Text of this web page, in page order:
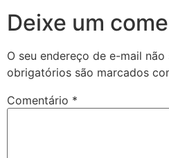
Deixe um
O seu endereço de e-mail
obrigatórios são marcados
Comentário *